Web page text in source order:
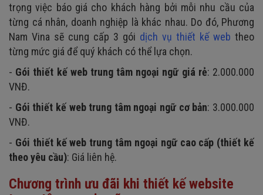
trọng việc báo giá cho khách hàng bởi mỗi nhu cầu của
từng cá nhân, doanh nghiệp là khác nhau. Do đó, Phương
Nam Vina sẽ cung cấp 3 gói dịch vụ thiết kế web theo
từng mức giá để quý khách có thể lựa chọn.
- Gói thiết kế web trung tâm ngoại ngữ giá rẻ: 2.000.000
VNĐ.
- Gói thiết kế web trung tâm ngoại ngữ cơ bản: 3.000.000
VNĐ.
- Gói thiết kế web trung tâm ngoại ngữ cao cấp (thiết kế
theo yêu cầu): Giá liên hệ.
Chương trình ưu đãi khi thiết kế website